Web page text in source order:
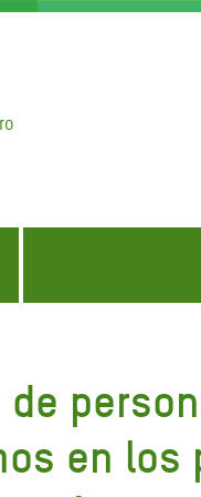
Appeal
por la Crisis en
en